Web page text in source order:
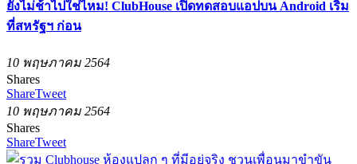
ยังไม่ช้าไปใช่ไหม! ClubHouse เปิดทดสอบแอปบน Android เริ่ม
ที่สหรัฐฯ ก่อน
10 พฤษภาคม 2564
Shares
ShareTweet
10 พฤษภาคม 2564
Shares
ShareTweet